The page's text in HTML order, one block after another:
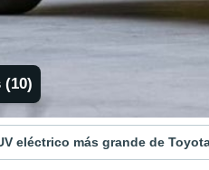
(10)
eléctrico más grande de